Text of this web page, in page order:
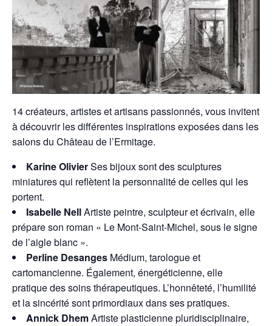
14 créateurs, artistes et artisans passionnés, vous invitent
à découvrir les différentes inspirations exposées dans les
salons du Château de l’Ermitage.
Karine OlivierSes bijoux sont des sculptures
miniatures qui reflètent la personnalité de celles qui les
portent.
Isabelle NellArtiste peintre, sculpteur et écrivain, elle
prépare son roman « Le Mont-Saint-Michel, sous le signe
de l’aigle blanc ».
Perline Desanges Médium, tarologue et
cartomancienne. Également, énergéticienne, elle
pratique des soins thérapeutiques. L’honnêteté, l’humilité
et la sincérité sont primordiaux dans ses pratiques.
Annick DhemArtiste plasticienne pluridisciplinaire,